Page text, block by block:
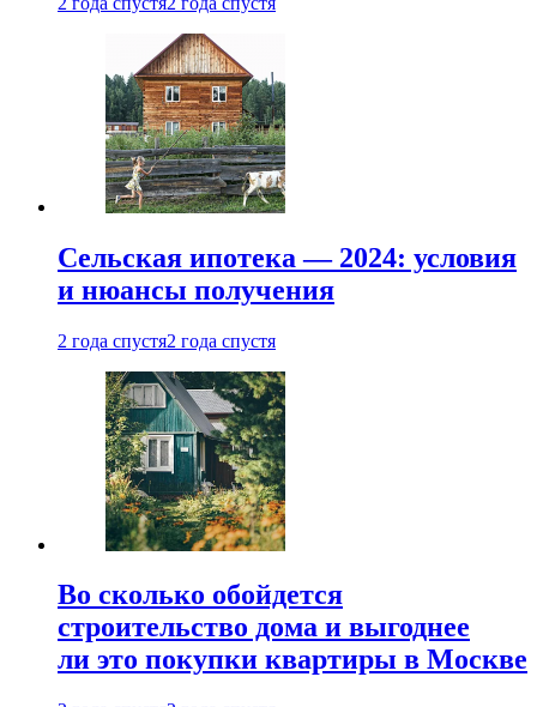
Сельская ипотека — 2024: условия
и нюансы получения
2 года спустя2 года спустя
Во сколько обойдется
строительство дома и выгоднее
ли это покупки квартиры в Москве